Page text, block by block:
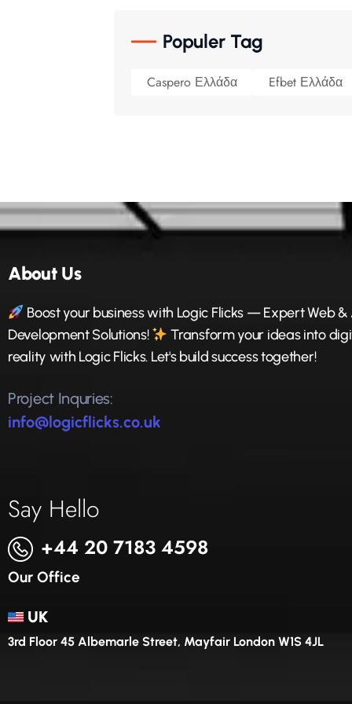
Populer Tag
Caspero Ελλάδα Efbet Ελλάδα
About Us
Boost your business with Logic Flicks — Expert Web
Development Solutions!
Transform your ideas into
reality with Logic Flicks. Let's build success together!
Project Inquries:
info@logicflicks.co.uk
Say Hello
+44 20 7183 4598
Our Office
UK
3rd Floor 45 Albemarle Street, Mayfair London W1S 4JL